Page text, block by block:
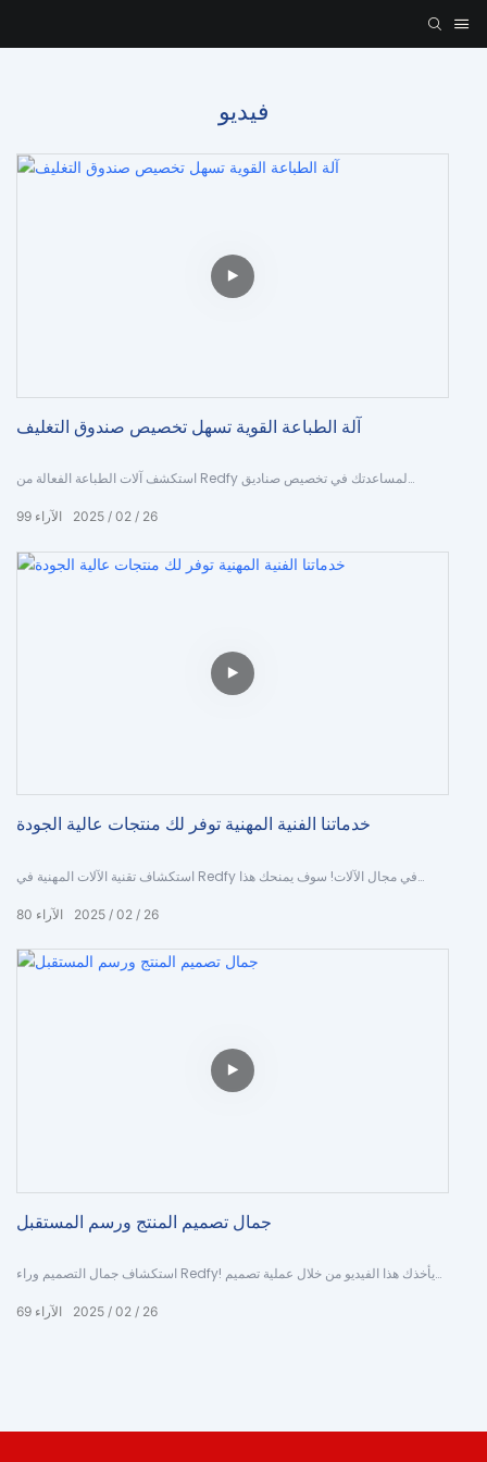
فيديو
آلة الطباعة القوية تسهل تخصيص صندوق التغليف
استكشف آلات الطباعة الفعالة من Redfy لمساعدتك في تخصيص صناديق
2025 02 26
99 الآراء
خدماتنا الفنية المهنية توفر لك منتجات عالية الجودة
استكشاف تقنية الآلات المهنية في Redfy في مجال الآلات! سوف يمنحك هذا
الأحمر ، وجراب العلاج بالضوء الأحمر ، وسرير العلاج بالضوء الأحمر ، وأجهزة علاج
الضوء الأحمر ، وأحزمة العلاج بالضوء الأحمر ، وعلاج العلاج بالضوء الأحمر ، وعلاج
الضوء الأحمر ، والضوء الأحمر ، والضوء ، والضوء ، والضوء ، والضوء ، والضوء
850 نانومتر ، ضوء العلاج ، العلاج الكامل للضوء ، غرفة الساونا ، صندوق الساونا ،
سلسلة خيمة ميكانيكية ممتازة لدينا وعمليات العمليات المهنية
2025 02 26
80 الآراء
جمال تصميم المنتج ورسم المستقبل
استكشاف جمال التصميم وراء Redfy! يأخذك هذا الفيديو من خلال عملية تصميم
2025 02 26
69 الآراء